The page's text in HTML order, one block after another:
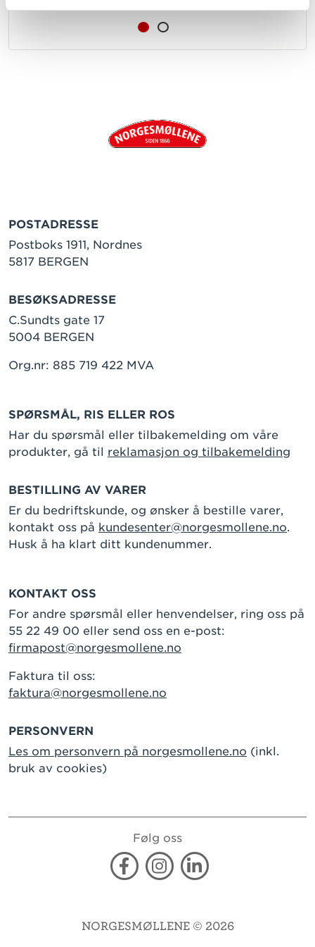
POSTADRESSE
Postboks 1911, Nordnes
5817 BERGEN
BESØKSADRESSE
C.Sundts gate 17
5004 BERGEN
Org.nr: 885 719 422 MVA
SPØRSMÅL, RIS ELLER ROS
Har du spørsmål eller tilbakemelding om våre
produkter, gå til reklamasjon og tilbakemelding
BESTILLING AV VARER
Er du bedriftskunde, og ønsker å bestille varer,
kontakt oss på kundesenter@norgesmollene.no.
Husk å ha klart ditt kundenummer.
KONTAKT OSS
For andre spørsmål eller henvendelser, ring oss på
55 22 49 00 eller send oss en e-post:
firmapost@norgesmollene.no
Faktura til oss:
faktura@norgesmollene.no
PERSONVERN
Les om personvern på norgesmollene.no (inkl.
bruk av cookies)
Følg oss
FacebookInstagramLinkedin
NORGESMØLLENE © 2026